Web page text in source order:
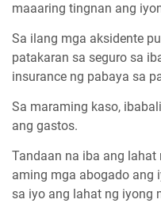
maaaring tingnan ang
Sa ilang mga aksidente
patakaran sa seguro sa
insurance ng pabaya sa
Sa maraming kaso,
ang gastos.
Tandaan na iba ang
aming mga abogado ang
sa iyo ang lahat ng iyong